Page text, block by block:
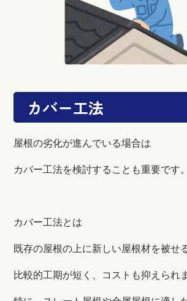
カバー工法
屋根の劣化が進んでいる場合は
カバー工法を検討することも重要です。
カバー工法とは
既存の屋根の上に新しい屋根材を被せ
比較的工期が短く、コストも抑えられ